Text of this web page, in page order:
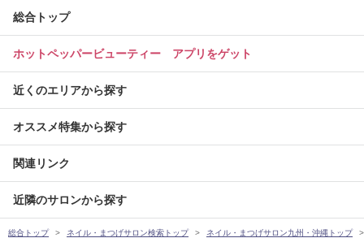
総合トップ
ホットペッパービューティー アプリをゲット
近くのエリアから探す
オススメ特集から探す
関連リンク
近隣のサロンから探す
総合トップ ネイル・まつげサロン検索トップ ネイル・まつげサロン九州・沖縄トップ